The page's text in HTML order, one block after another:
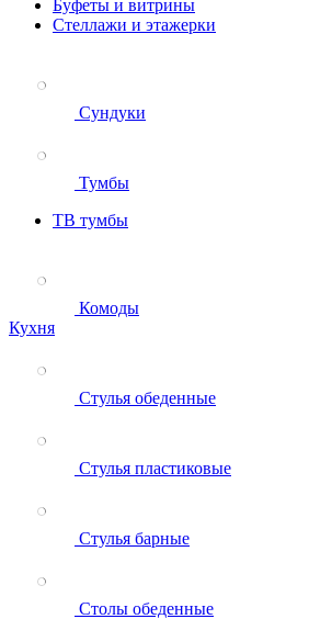
Буфеты и витрины
Стеллажи и этажерки
Сундуки
Тумбы
ТВ тумбы
Комоды
Кухня
Стулья обеденные
Стулья пластиковые
Стулья барные
Столы обеденные